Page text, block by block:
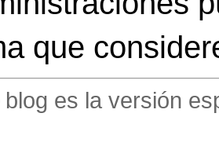
que
blog es la versión